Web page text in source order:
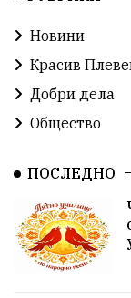
Красив Плевен
Общински съвет
Ивелин
здравеопазване
Бойко Борисов
Новини
Красив
Добри дела
Общество
ПОСЛЕДНО